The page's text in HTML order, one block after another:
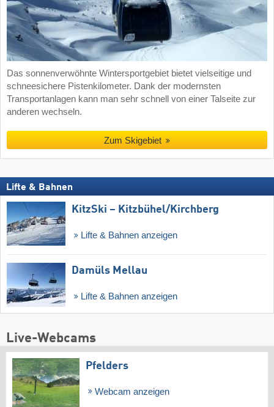
Das sonnenverwöhnte Wintersportgebiet bietet vielseitige und
schneesichere Pistenkilometer. Dank der modernsten
Transportanlagen kann man sehr schnell von einer Talseite zur
anderen wechseln.
Zum Skigebiet
Lifte & Bahnen
KitzSki – Kitzbühel/​Kirchberg
Lifte & Bahnen anzeigen
Damüls Mellau
Lifte & Bahnen anzeigen
Live-Webcams
Pfelders
Webcam anzeigen